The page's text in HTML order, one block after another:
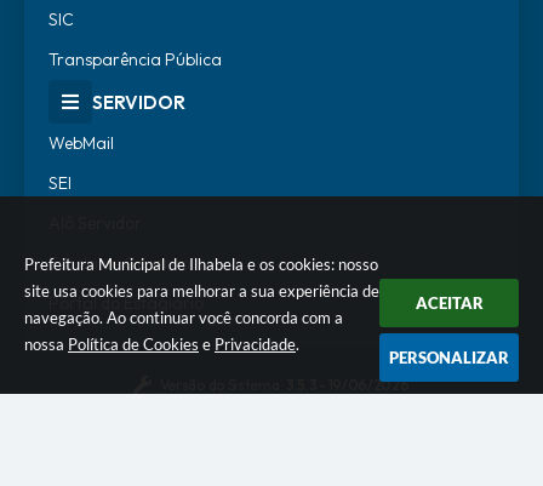
Prefeitura Municipal de Ilhabela e os cookies: nosso
site usa cookies para melhorar a sua experiência de
navegação. Ao continuar você concorda com a
nossa Política de Cookies e Privacidade.
ACEITAR
PERSONALIZAR
SIC
Transparência Pública
SERVIDOR
WebMail
SEI
Escola de Governo
Portal do Estagiário
3.5.3 - 19/06/2026